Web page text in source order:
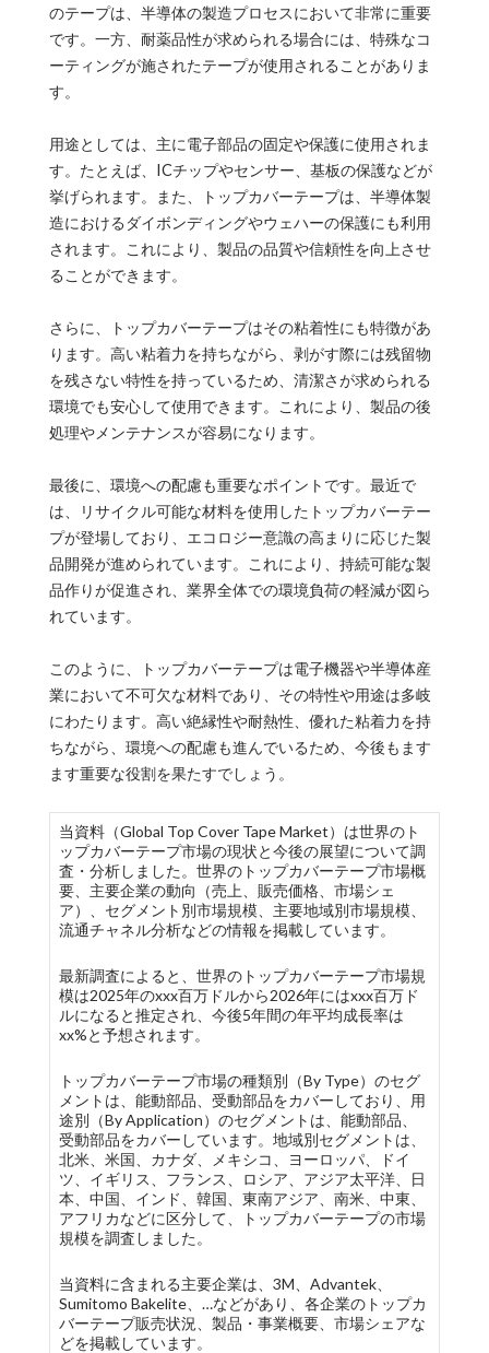
のテープは、半導体の製造プロセスにおいて非常に重要
です。一方、耐薬品性が求められる場合には、特殊なコ
ーティングが施されたテープが使用されることがありま
す。
用途としては、主に電子部品の固定や保護に使用されま
す。たとえば、ICチップやセンサー、基板の保護などが
挙げられます。また、トップカバーテープは、半導体製
造におけるダイボンディングやウェハーの保護にも利用
されます。これにより、製品の品質や信頼性を向上させ
ることができます。
さらに、トップカバーテープはその粘着性にも特徴があ
ります。高い粘着力を持ちながら、剥がす際には残留物
を残さない特性を持っているため、清潔さが求められる
環境でも安心して使用できます。これにより、製品の後
処理やメンテナンスが容易になります。
最後に、環境への配慮も重要なポイントです。最近で
は、リサイクル可能な材料を使用したトップカバーテー
プが登場しており、エコロジー意識の高まりに応じた製
品開発が進められています。これにより、持続可能な製
品作りが促進され、業界全体での環境負荷の軽減が図ら
れています。
このように、トップカバーテープは電子機器や半導体産
業において不可欠な材料であり、その特性や用途は多岐
にわたります。高い絶縁性や耐熱性、優れた粘着力を持
ちながら、環境への配慮も進んでいるため、今後もます
ます重要な役割を果たすでしょう。
当資料（Global Top Cover Tape Market）は世界のト
ップカバーテープ市場の現状と今後の展望について調
査・分析しました。世界のトップカバーテープ市場概
要、主要企業の動向（売上、販売価格、市場シェ
ア）、セグメント別市場規模、主要地域別市場規模、
流通チャネル分析などの情報を掲載しています。
最新調査によると、世界のトップカバーテープ市場規
模は2025年のxxx百万ドルから2026年にはxxx百万ド
ルになると推定され、今後5年間の年平均成長率は
xx%と予想されます。
トップカバーテープ市場の種類別（By Type）のセグ
メントは、能動部品、受動部品をカバーしており、用
途別（By Application）のセグメントは、能動部品、
受動部品をカバーしています。地域別セグメントは、
北米、米国、カナダ、メキシコ、ヨーロッパ、ドイ
ツ、イギリス、フランス、ロシア、アジア太平洋、日
本、中国、インド、韓国、東南アジア、南米、中東、
アフリカなどに区分して、トップカバーテープの市場
規模を調査しました。
当資料に含まれる主要企業は、3M、Advantek、
Sumitomo Bakelite、…などがあり、各企業のトップカ
バーテープ販売状況、製品・事業概要、市場シェアな
どを掲載しています。